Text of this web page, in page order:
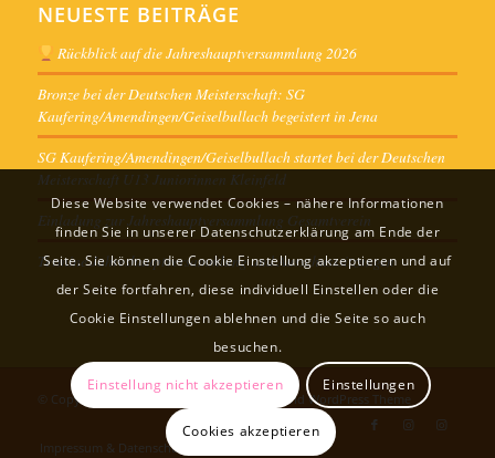
NEUESTE BEITRÄGE
Rückblick auf die Jahreshauptversammlung 2026
Bronze bei der Deutschen Meisterschaft: SG
Kaufering/Amendingen/Geiselbullach begeistert in Jena
SG Kaufering/Amendingen/Geiselbullach startet bei der Deutschen
Meisterschaft U13 Juniorinnen Kleinfeld
Einladung zur Jahreshauptversammlung Gesamtverein
Termine Jahreshauptversammlung und Ausschusssitzungen
© Copyright - powered by Enfold WordPress Theme
Impressum & Datenschutz
Diese Website verwendet Cookies – nähere Informationen
finden Sie in unserer Datenschutzerklärung am Ende der
Seite. Sie können die Cookie Einstellung akzeptieren und auf
der Seite fortfahren, diese individuell Einstellen oder die
Cookie Einstellungen ablehnen und die Seite so auch
besuchen.
Einstellung nicht akzeptieren Einstellungen
Cookies akzeptieren